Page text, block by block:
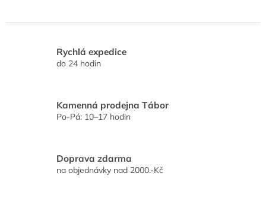
Rychlá expedice
do 24 hodin
Kamenná prodejna Tábor
Po-Pá: 10–17 hodin
Doprava zdarma
na objednávky nad 2000.-Kč